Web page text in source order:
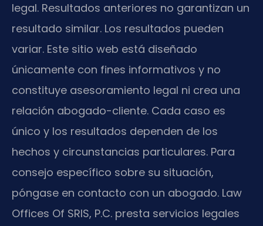
legal. Resultados anteriores no garantizan un
resultado similar. Los resultados pueden
variar. Este sitio web está diseñado
únicamente con fines informativos y no
constituye asesoramiento legal ni crea una
relación abogado-cliente. Cada caso es
único y los resultados dependen de los
hechos y circunstancias particulares. Para
consejo específico sobre su situación,
póngase en contacto con un abogado. Law
Offices Of SRIS, P.C. presta servicios legales